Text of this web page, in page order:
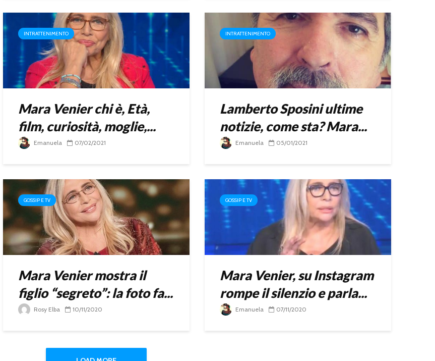
INTRATTENIMENTO
Mara Venier chi è, Età,
film, curiosità, moglie,...
Emanuela 07/02/2021
INTRATTENIMENTO
Lamberto Sposini ultime
notizie, come sta? Mara...
Emanuela 05/01/2021
GOSSIP E TV
Mara Venier mostra il
figlio “segreto”: la foto fa...
Rosy Elba 10/11/2020
GOSSIP E TV
Mara Venier, su Instagram
rompe il silenzio e parla...
Emanuela 07/11/2020